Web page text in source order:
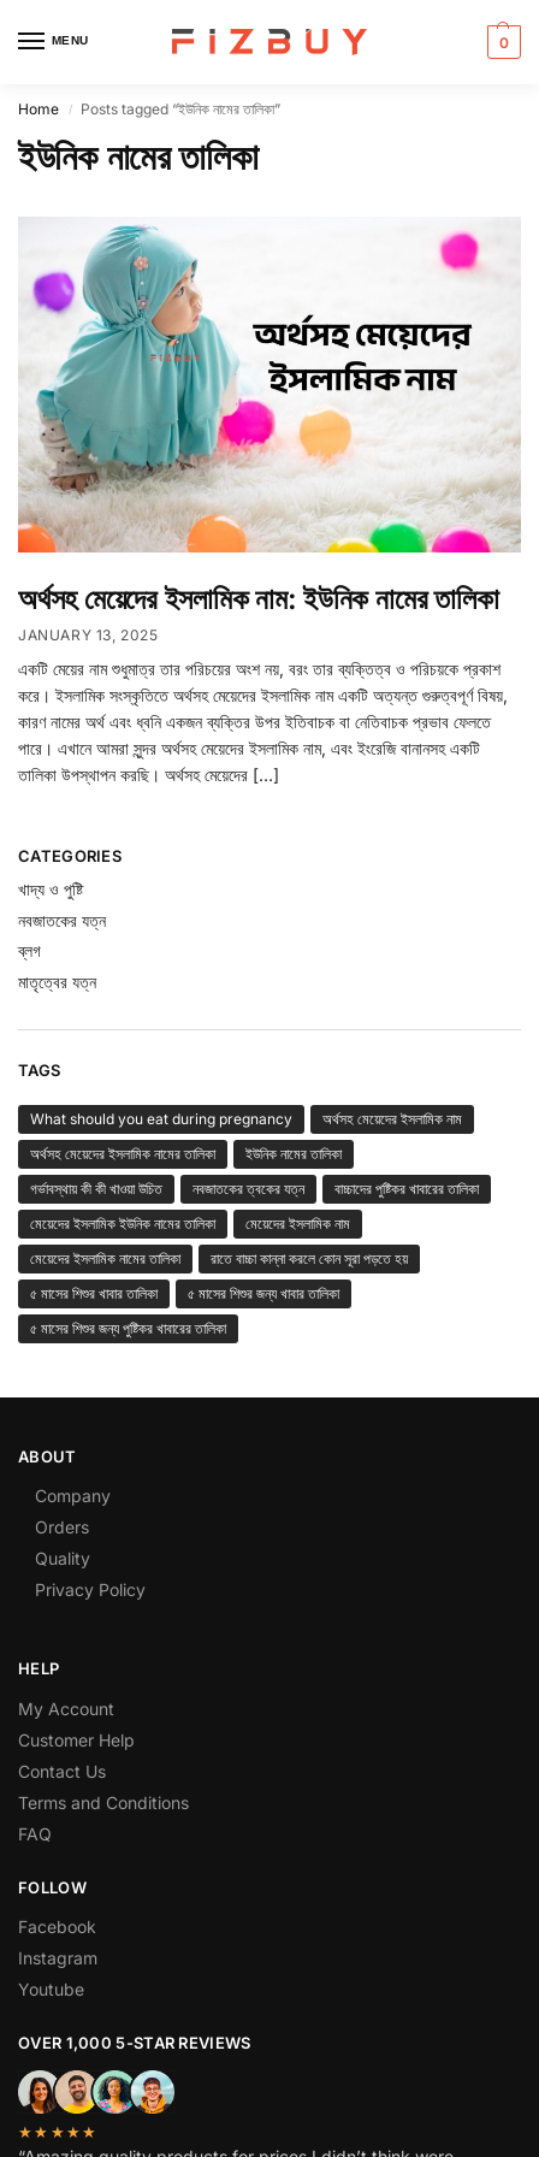
MENU 0
Home / Posts tagged “ইউনিক নামের তালিকা”
ইউনিক নামের তালিকা
অর্থসহ মেয়েদের ইসলামিক নাম: ইউনিক নামের তালিকা
JANUARY 13, 2025
একটি মেয়ের নাম শুধুমাত্র তার পরিচয়ের অংশ নয়, বরং তার ব্যক্তিত্ব ও পরিচয়কে প্রকাশ
করে। ইসলামিক সংস্কৃতিতে অর্থসহ মেয়েদের ইসলামিক নাম একটি অত্যন্ত গুরুত্বপূর্ণ বিষয়,
কারণ নামের অর্থ এবং ধ্বনি একজন ব্যক্তির উপর ইতিবাচক বা নেতিবাচক প্রভাব ফেলতে
পারে। এখানে আমরা সুন্দর অর্থসহ মেয়েদের ইসলামিক নাম, এবং ইংরেজি বানানসহ একটি
তালিকা উপস্থাপন করছি। অর্থসহ মেয়েদের […]
CATEGORIES
খাদ্য ও পুষ্টি
নবজাতকের যত্ন
ব্লগ
মাতৃত্বের যত্ন
TAGS
What should you eat during pregnancy
অর্থসহ মেয়েদের ইসলামিক নাম
অর্থসহ মেয়েদের ইসলামিক নামের তালিকা
ইউনিক নামের তালিকা
গর্ভাবস্থায় কী কী খাওয়া উচিত
নবজাতকের ত্বকের যত্ন
বাচ্চাদের পুষ্টিকর খাবারের তালিকা
মেয়েদের ইসলামিক ইউনিক নামের তালিকা
মেয়েদের ইসলামিক নাম
মেয়েদের ইসলামিক নামের তালিকা
রাতে বাচ্চা কান্না করলে কোন সূরা পড়তে হয়
৫ মাসের শিশুর খাবার তালিকা
৫ মাসের শিশুর জন্য খাবার তালিকা
৫ মাসের শিশুর জন্য পুষ্টিকর খাবারের তালিকা
ABOUT
Company
Orders
Quality
Privacy Policy
HELP
My Account
Customer Help
Contact Us
Terms and Conditions
FAQ
FOLLOW
Facebook
Instagram
Youtube
OVER 1,000 5-STAR REVIEWS
★★★★★